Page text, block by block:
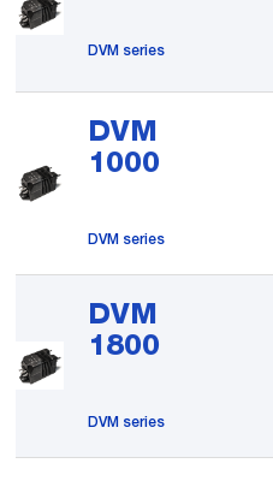
DVM series
DVM
1000
DVM series
DVM
1800
DVM series